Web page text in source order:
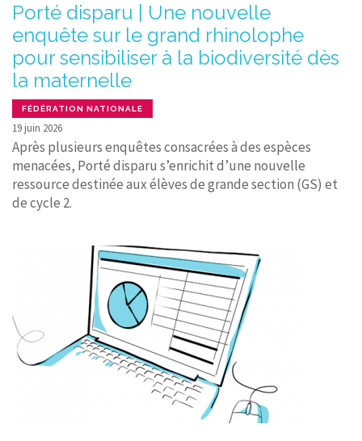
Porté disparu | Une nouvelle
enquête sur le grand rhinolophe
pour sensibiliser à la biodiversité dès
la maternelle
FÉDÉRATION NATIONALE
19 juin 2026
Après plusieurs enquêtes consacrées à des espèces
menacées, Porté disparu s’enrichit d’une nouvelle
ressource destinée aux élèves de grande section (GS) et
de cycle 2.